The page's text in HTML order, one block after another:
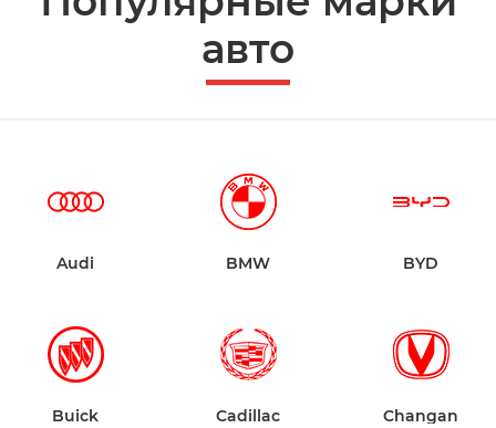
авто
Audi BMW BYD
Buick Cadillac Changan